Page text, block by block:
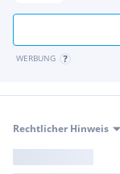
WERBUNG
Rechtlicher Hinweis